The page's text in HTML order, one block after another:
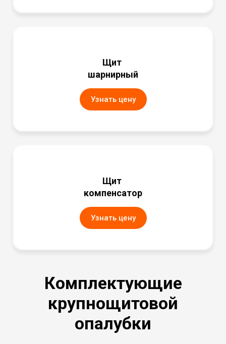
Щит
шарнирный
Узнать цену
Щит
компенсатор
Узнать цену
Комплектующие
крупнощитовой
опалубки